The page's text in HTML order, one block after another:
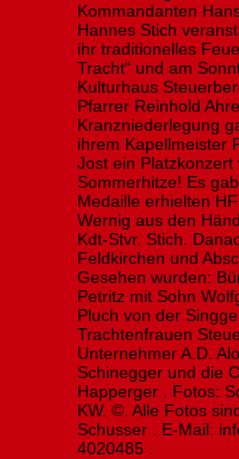
Kommandanten
Hannes Stich
ihr traditionelles
Tracht“ und am
Kulturhaus
Pfarrer Reinhold
Kranzniederlegung
ihrem Kapellmeister
Jost ein
Sommerhitze! Es
Medaille erhielten
Wernig aus den
Kdt-Stvr. Stich.
Feldkirchen und
Gesehen wurden:
Petritz mit Sohn
Pluch von der
Trachtenfrauen
Unternehmer A.D.
Schinegger und die
Happerger . Fotos:
KW. ©. Alle Fotos
Schusser . E-Mail:
4020485 .